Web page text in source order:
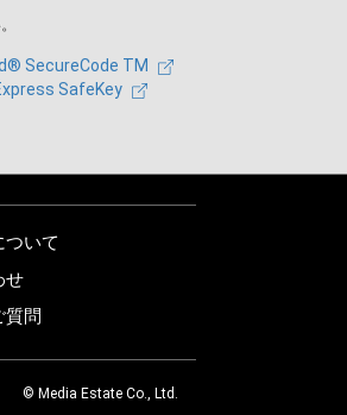
SecureCode TM
SafeKey
ついて
せ
質問
© Media Estate Co., Ltd.